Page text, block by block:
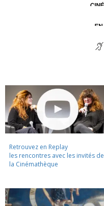
Retrouvez en Replay
les rencontres avec les invités de
la Cinémathèque